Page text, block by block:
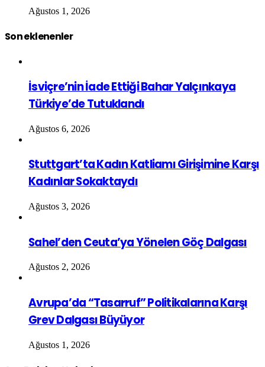
Ağustos 1, 2026
Son eklenenler
İsviçre’nin İade Ettiği Bahar Yalçınkaya
Türkiye’de Tutuklandı
Ağustos 6, 2026
Stuttgart’ta Kadın Katliamı Girişimine Karşı
Kadınlar Sokaktaydı
Ağustos 3, 2026
Sahel’den Ceuta’ya Yönelen Göç Dalgası
Ağustos 2, 2026
Avrupa’da “Tasarruf” Politikalarına Karşı
Grev Dalgası Büyüyor
Ağustos 1, 2026